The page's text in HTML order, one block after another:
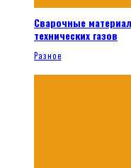
Сварочные
технических газов
Разное